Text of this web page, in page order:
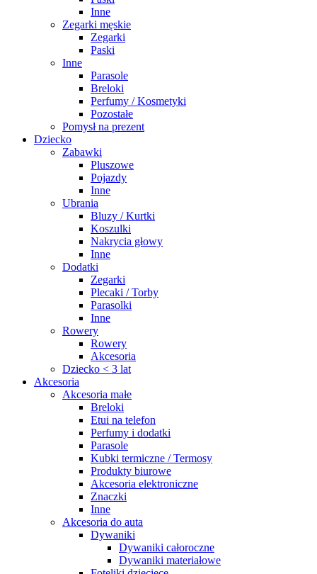
Inne
Zegarki męskie
Zegarki
Paski
Inne
Parasole
Breloki
Perfumy / Kosmetyki
Pozostałe
Pomysł na prezent
Dziecko
Zabawki
Pluszowe
Pojazdy
Inne
Ubrania
Bluzy / Kurtki
Koszulki
Nakrycia głowy
Inne
Dodatki
Zegarki
Plecaki / Torby
Parasolki
Inne
Rowery
Rowery
Akcesoria
Dziecko < 3 lat
Akcesoria
Akcesoria małe
Breloki
Etui na telefon
Perfumy i dodatki
Parasole
Kubki termiczne / Termosy
Produkty biurowe
Akcesoria elektroniczne
Znaczki
Inne
Akcesoria do auta
Dywaniki
Dywaniki całoroczne
Dywaniki materiałowe